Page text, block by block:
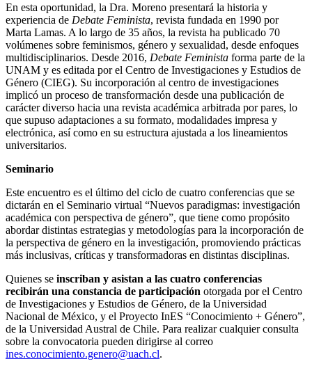
En esta oportunidad, la Dra. Moreno presentará la historia y
experiencia de Debate Feminista, revista fundada en 1990 por
Marta Lamas. A lo largo de 35 años, la revista ha publicado 70
volúmenes sobre feminismos, género y sexualidad, desde enfoques
multidisciplinarios. Desde 2016, Debate Feminista forma parte de la
UNAM y es editada por el Centro de Investigaciones y Estudios de
Género (CIEG). Su incorporación al centro de investigaciones
implicó un proceso de transformación desde una publicación de
carácter diverso hacia una revista académica arbitrada por pares, lo
que supuso adaptaciones a su formato, modalidades impresa y
electrónica, así como en su estructura ajustada a los lineamientos
universitarios.
Seminario
Este encuentro es el último del ciclo de cuatro conferencias que se
dictarán en el Seminario virtual “Nuevos paradigmas: investigación
académica con perspectiva de género”, que tiene como propósito
abordar distintas estrategias y metodologías para la incorporación de
la perspectiva de género en la investigación, promoviendo prácticas
más inclusivas, críticas y transformadoras en distintas disciplinas.
Quienes se inscriban y asistan a las cuatro conferencias
recibirán una constancia de participación otorgada por el Centro
de Investigaciones y Estudios de Género, de la Universidad
Nacional de México, y el Proyecto InES “Conocimiento + Género”,
de la Universidad Austral de Chile. Para realizar cualquier consulta
sobre la convocatoria pueden dirigirse al correo
ines.conocimiento.genero@uach.cl.